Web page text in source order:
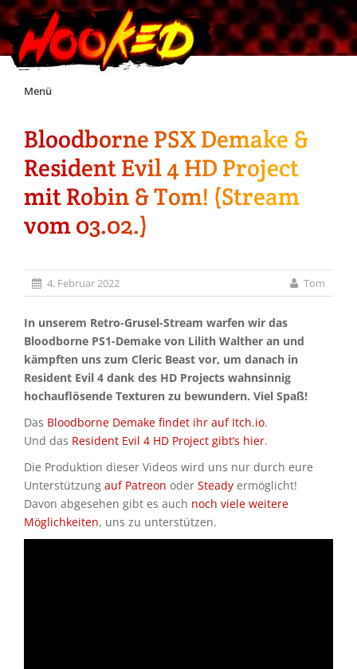
Skip
Menü
Unterstützt Hooked!
Exklusiv für Supporter*innen
Impressum
Jobs
Discord
Bloodborne PSX Demake &
Resident Evil 4 HD Project
mit Robin & Tom! (Stream
vom 03.02.)
4. Februar 2022 Tom
In unserem Retro-Grusel-Stream warfen wir das
Bloodborne PS1-Demake von Lilith Walther an und
kämpften uns zum Cleric Beast vor, um danach in
Resident Evil 4 dank des HD Projects wahnsinnig
hochauflösende Texturen zu bewundern. Viel Spaß!
Das Bloodborne Demake findet ihr auf Itch.io.
Und das Resident Evil 4 HD Project gibt’s hier.
Die Produktion dieser Videos wird uns nur durch eure
Unterstützung auf Patreon oder Steady ermöglicht!
Davon abgesehen gibt es auch noch viele weitere
Möglichkeiten, uns zu unterstützen.